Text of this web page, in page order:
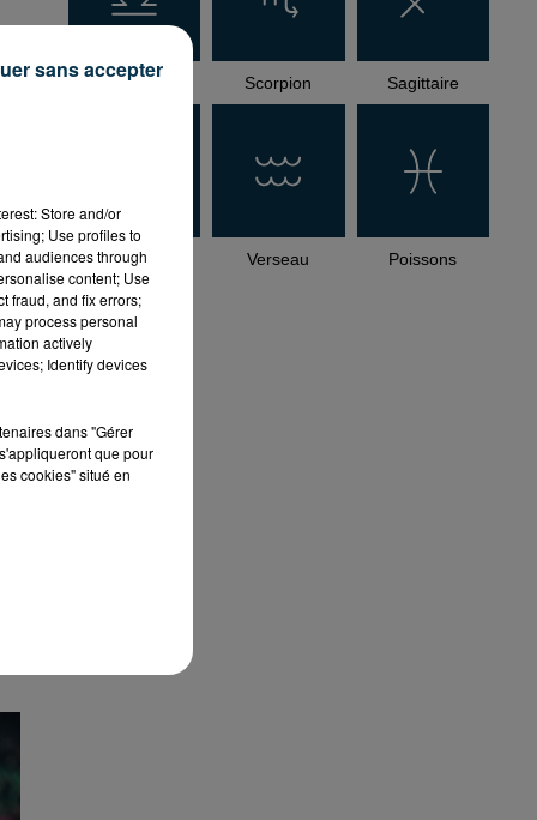
Balance Scorpion Sagittaire
Capricorne Verseau Poissons
Store and/or
Use profiles to
audiences through
content; Use
fraud, and fix errors;
process personal
actively
Identify devices
dans "Gérer
que pour
cookies" situé en
sans accepter